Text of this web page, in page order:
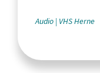
Audio VHS Herne